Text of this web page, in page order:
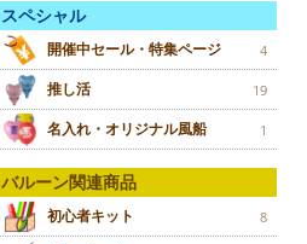
スペシャル
開催中セール・特集ページ 4
推し活 19
名入れ・オリジナル風船 1
バルーン関連商品
初心者キット 8